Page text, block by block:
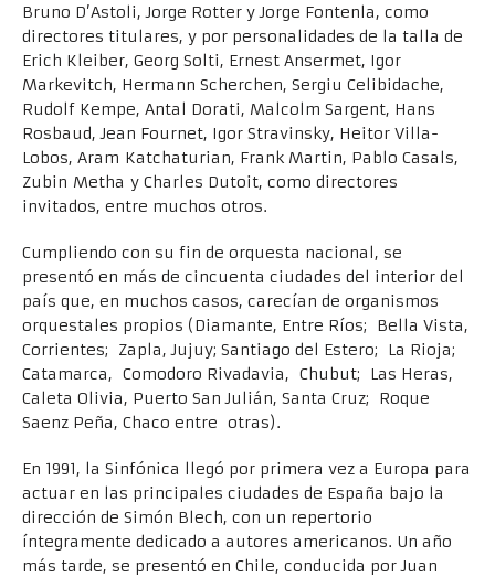
Bruno D’Astoli, Jorge Rotter y Jorge Fontenla, como
directores titulares, y por personalidades de la talla de
Erich Kleiber, Georg Solti, Ernest Ansermet, Igor
Markevitch, Hermann Scherchen, Sergiu Celibidache,
Rudolf Kempe, Antal Dorati, Malcolm Sargent, Hans
Rosbaud, Jean Fournet, Igor Stravinsky, Heitor Villa-
Lobos, Aram Katchaturian, Frank Martin, Pablo Casals,
Zubin Metha y Charles Dutoit, como directores
invitados, entre muchos otros.
Cumpliendo con su fin de orquesta nacional, se
presentó en más de cincuenta ciudades del interior del
país que, en muchos casos, carecían de organismos
orquestales propios (Diamante, Entre Ríos; Bella Vista,
Corrientes; Zapla, Jujuy; Santiago del Estero; La Rioja;
Catamarca, Comodoro Rivadavia, Chubut; Las Heras,
Caleta Olivia, Puerto San Julián, Santa Cruz; Roque
Saenz Peña, Chaco entre otras).
En 1991, la Sinfónica llegó por primera vez a Europa para
actuar en las principales ciudades de España bajo la
dirección de Simón Blech, con un repertorio
íntegramente dedicado a autores americanos. Un año
más tarde, se presentó en Chile, conducida por Juan